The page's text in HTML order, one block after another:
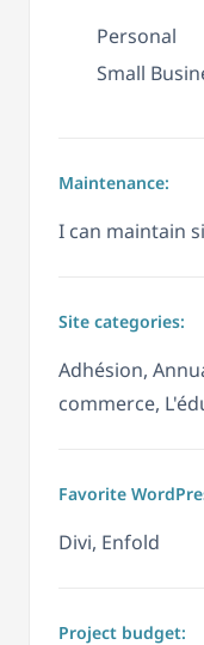
Personal
Small
Maintenance:
I can maintain
Site categories:
Adhésion,
commerce,
Favorite
Divi, Enfold
Project budget: